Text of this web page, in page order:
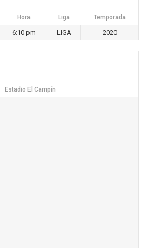
Hora Liga Temporada
6:10 pm LIGA 2020
Estadio El Campín